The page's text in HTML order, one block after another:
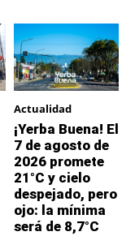
Actualidad
¡Yerba Buena! El
7 de agosto de
2026 promete
21°C y cielo
despejado, pero
ojo: la mínima
será de 8,7°C